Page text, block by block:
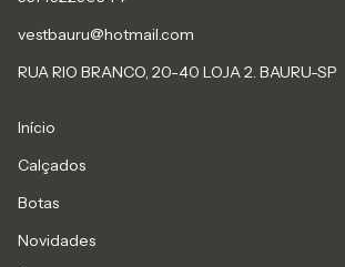
vestbauru@hotmail.com
RUA RIO BRANCO, 20-40 LOJA 2. BAURU-SP
Início
Calçados
Botas
Novidades